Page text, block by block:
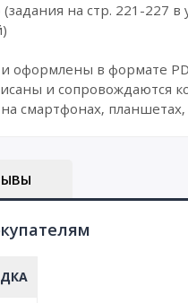
на стр. 221-227 в
оформлены в формате
и сопровождаются
смартфонах,